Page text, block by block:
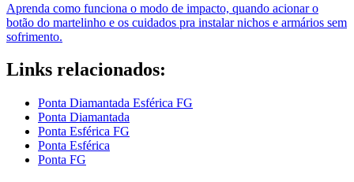
Aprenda como funciona o modo de impacto, quando acionar o
botão do martelinho e os cuidados pra instalar nichos e armários sem
sofrimento.
Links relacionados:
Ponta Diamantada Esférica FG
Ponta Diamantada
Ponta Esférica FG
Ponta Esférica
Ponta FG